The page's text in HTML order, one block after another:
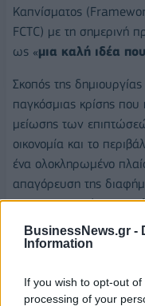
BusinessNews.gr -
Information
If you wish to opt-out
processing of your
Καπνίσματος
FCTC) με τη σημερινή
ως «μια καλή ιδέα
Σκοπός της
παγκόσμιας κρίσης
μείωσης των
οικονομία και το
ένα ολοκληρωμένο
απαγόρευση της
τον περιορισμό των
ενίσχυση των
νικοτίνη και στην
αρχικό στόχο της